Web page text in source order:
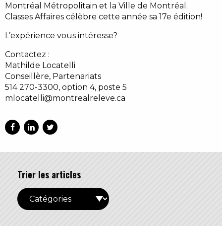
Montréal Métropolitain et la Ville de Montréal.
Classes Affaires célèbre cette année sa 17e édition!
L’expérience vous intéresse?
Contactez :
Mathilde Locatelli
Conseillère, Partenariats
514 270-3300, option 4, poste 5
mlocatelli@montrealreleve.ca
Trier les articles